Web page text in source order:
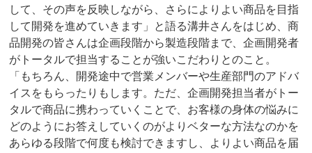
して、その声を反映しながら、さらによりよい商品を目指
して開発を進めていきます」と語る溝井さんをはじめ、商
品開発の皆さんは企画段階から製造段階まで、企画開発者
がトータルで担当することが強いこだわりとのこと。
「もちろん、開発途中で営業メンバーや生産部門のアドバ
イスをもらったりもします。ただ、企画開発担当者がトー
タルで商品に携わっていくことで、お客様の身体の悩みに
どのようにお答えしていくのがよりベターな方法なのかを
あらゆる段階で何度も検討できますし、よりよい商品を届